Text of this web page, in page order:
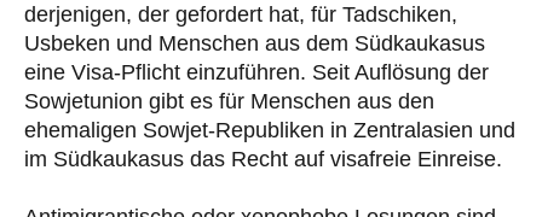
derjenigen, der gefordert hat, für Tadschiken,
Usbeken und Menschen aus dem Südkaukasus
eine Visa-Pflicht einzuführen. Seit Auflösung der
Sowjetunion gibt es für Menschen aus den
ehemaligen Sowjet-Republiken in Zentralasien und
im Südkaukasus das Recht auf visafreie Einreise.